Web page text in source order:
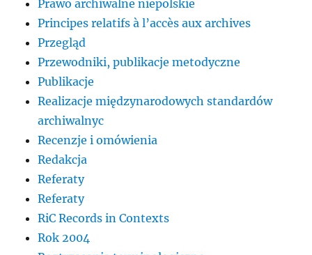
Prawo archiwalne niepolskie
Principes relatifs à l’accès aux archives
Przegląd
Przewodniki, publikacje metodyczne
Publikacje
Realizacje międzynarodowych standardów
archiwalnyc
Recenzje i omówienia
Redakcja
Referaty
Referaty
RiC Records in Contexts
Rok 2004